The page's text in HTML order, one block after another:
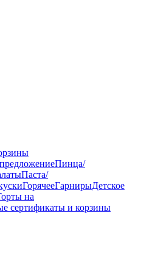
Пинца/
Паста/
ГорячееГарнирыДетское
на
сертификаты и корзины